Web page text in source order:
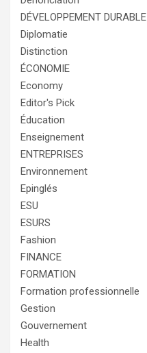
DÉVELOPPEMENT DURABLE
Diplomatie
Distinction
ÉCONOMIE
Economy
Editor's Pick
Éducation
Enseignement
ENTREPRISES
Environnement
Epinglés
ESU
ESURS
Fashion
FINANCE
FORMATION
Formation professionnelle
Gestion
Gouvernement
Health